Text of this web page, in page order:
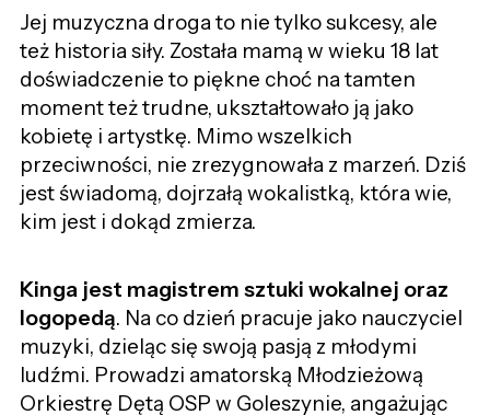
Jej muzyczna droga to nie tylko sukcesy, ale
też historia siły. Została mamą w wieku 18 lat
doświadczenie to piękne choć na tamten
moment też trudne, ukształtowało ją jako
kobietę i artystkę. Mimo wszelkich
przeciwności, nie zrezygnowała z marzeń. Dziś
jest świadomą, dojrzałą wokalistką, która wie,
kim jest i dokąd zmierza.
Kinga jest magistrem sztuki wokalnej oraz
logopedą. Na co dzień pracuje jako nauczyciel
muzyki, dzieląc się swoją pasją z młodymi
ludźmi. Prowadzi amatorską Młodzieżową
Orkiestrę Dętą OSP w Goleszynie, angażując